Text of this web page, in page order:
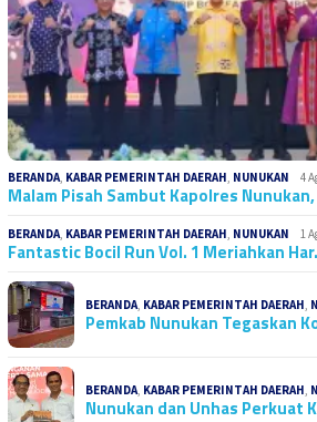
BERANDA KABAR PEMERINTAH DAERAH NUNUKAN 4
Malam Pisah Sambut Kapolres
BERANDA KABAR PEMERINTAH DAERAH NUNUKAN 1
Fantastic Bocil Run Vol. 1 Meriahkan
BERANDA KABAR PEMERINTAH DAERAH
Pemkab Nunukan Tegaskan
BERANDA KABAR PEMERINTAH DAERAH
Nunukan dan Unhas Perkuat